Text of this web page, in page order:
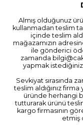
Almış olduğunuz
kullanmadan teslim
içinde teslim
mağazamızın
ile gönderici
zamanda
yapmak
Sevkiyat sırasında
teslim aldığınız
üründe herhangi
tutturarak ürünü
kargo firmasının
etmiş